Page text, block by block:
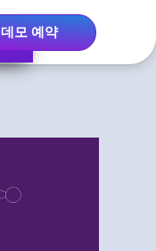
데모 예약